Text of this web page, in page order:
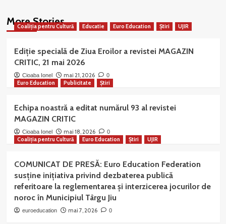
More Stories
Coaliția pentru Cultură Educatie Euro Education Știri UJIR
Ediție specială de Ziua Eroilor a revistei MAGAZIN
CRITIC, 21 mai 2026
Cioaba Ionel mai 21, 2026 0
Euro Education Publicitate Știri
Echipa noastră a editat numărul 93 al revistei
MAGAZIN CRITIC
Cioaba Ionel mai 18, 2026 0
Coaliția pentru Cultură Euro Education Știri UJIR
COMUNICAT DE PRESĂ: Euro Education Federation
susține inițiativa privind dezbaterea publică
referitoare la reglementarea și interzicerea jocurilor de
noroc în Municipiul Târgu Jiu
euroeducation mai 7, 2026 0